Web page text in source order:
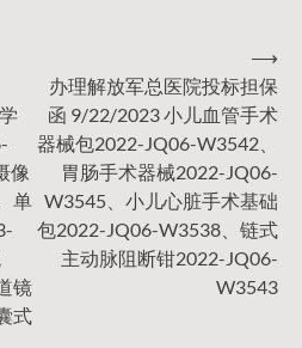
像
单
镜
式
办理解放军总医院投标担保
函 9/22/2023 小儿血管手术
器械包2022-JQ06-W3542、
胃肠手术器械2022-JQ06-
W3545、小儿心脏手术基础
包2022-JQ06-W3538、链式
主动脉阻断钳2022-JQ06-
W3543
⟶